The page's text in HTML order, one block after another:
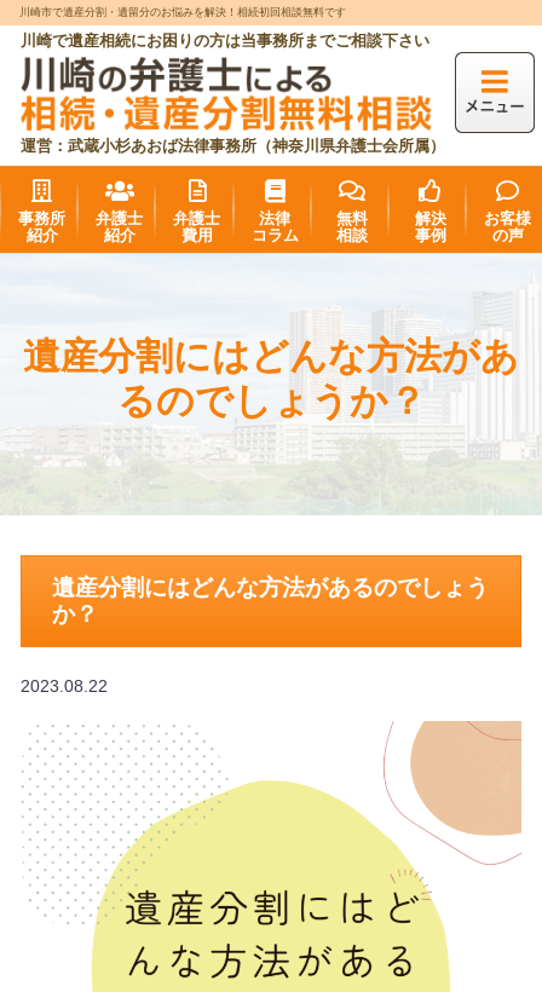
川崎市で遺産分割・遺留分のお悩みを解決！相続初回相談無料です
川崎で遺産相続にお困りの方は当事務所までご相談下さい
運営：武蔵小杉あおば法律事務所（神奈川県弁護士会所属）
事務所
紹介
弁護士
紹介
弁護士
費用
法律
コラム
無料
相談
解決
事例
お客様
の声
遺産分割にはどんな方法があ
るのでしょうか？
遺産分割にはどんな方法があるのでしょう
か？
2023.08.22